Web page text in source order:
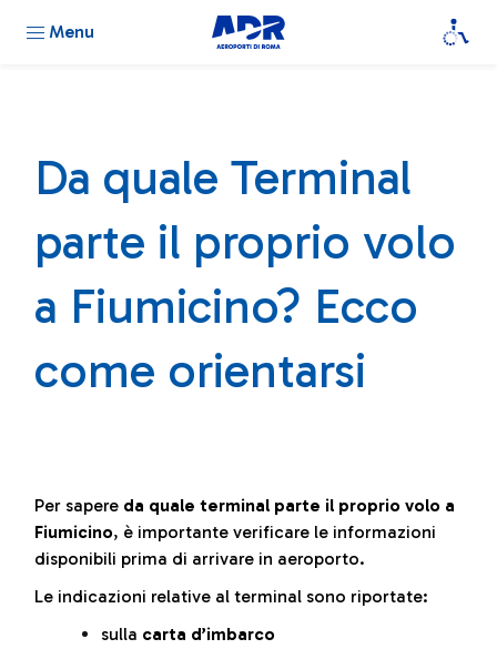
Menu
Da quale Terminal
parte il proprio volo
a Fiumicino? Ecco
come orientarsi
Per sapere da quale terminal parte il proprio volo a
Fiumicino, è importante verificare le informazioni
disponibili prima di arrivare in aeroporto.
Le indicazioni relative al terminal sono riportate:
sulla carta d’imbarco